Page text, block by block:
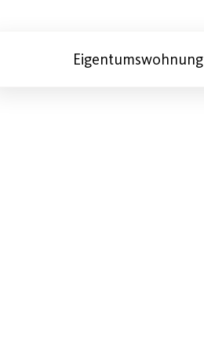
Eigentumswohnung